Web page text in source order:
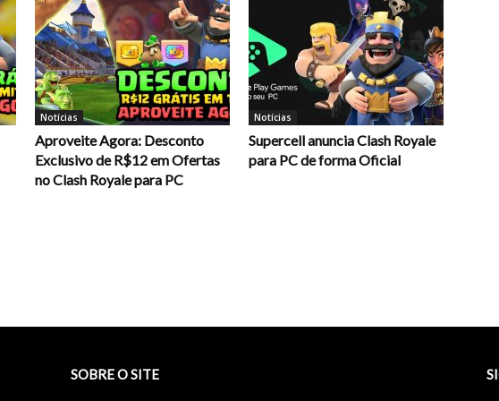
Notícias
Aproveite Agora: Desconto
Exclusivo de R$12 em Ofertas
no Clash Royale para PC
Notícias
Supercell anuncia Clash Royale
para PC de forma Oficial
SOBRE O SITE